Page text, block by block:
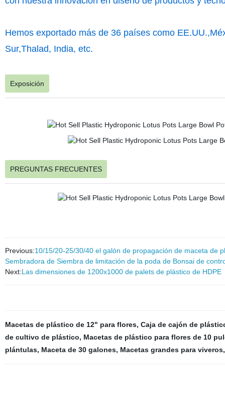
Hemos exportado más de 36 países como
Sur,Thalad, India, etc.
Exposición
PREGUNTAS FRECUENTES
Previous:10/15/20-25/30/40 el galón de propagación de maceta de
Sembradora de Siembra de limitación de la poda de Bonsai de
Next:Las dimensiones de 1200x1000 de palets de plástico de HDPE
Macetas de plástico de 12" para flores, Caja de cajón de
de cultivo de plástico, Macetas de plástico para flores de 10
plántulas, Maceta de 30 galones, Macetas grandes para viveros,